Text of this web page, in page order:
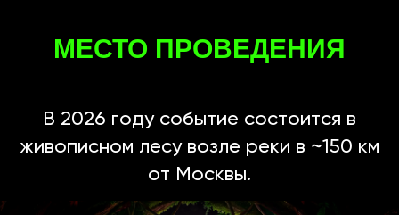
МЕСТО ПРОВЕДЕНИЯ
В 2026 году событие состоится в
живописном лесу возле рeки в ~150 км
от Москвы.